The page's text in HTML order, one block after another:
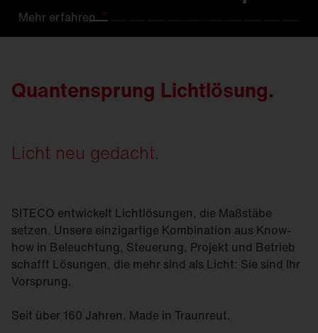
Mehr erfahren
Mehr erfahren.
Mehr erfahren
Mehr erfahren
Mehr erfahren
Mehr erfahren
Mehr erfahren
Mehr erfahren
Mehr erfahren.
Mehr erfahren
Mehr erfahren
Quantensprung Lichtlösung.
Licht neu gedacht.
SITECO entwickelt Lichtlösungen, die Maßstäbe
setzen. Unsere einzigartige Kombination aus Know-
how in Beleuchtung, Steuerung, Projekt und Betrieb
schafft Lösungen, die mehr sind als Licht: Sie sind Ihr
Vorsprung.
Seit über 160 Jahren. Made in Traunreut.